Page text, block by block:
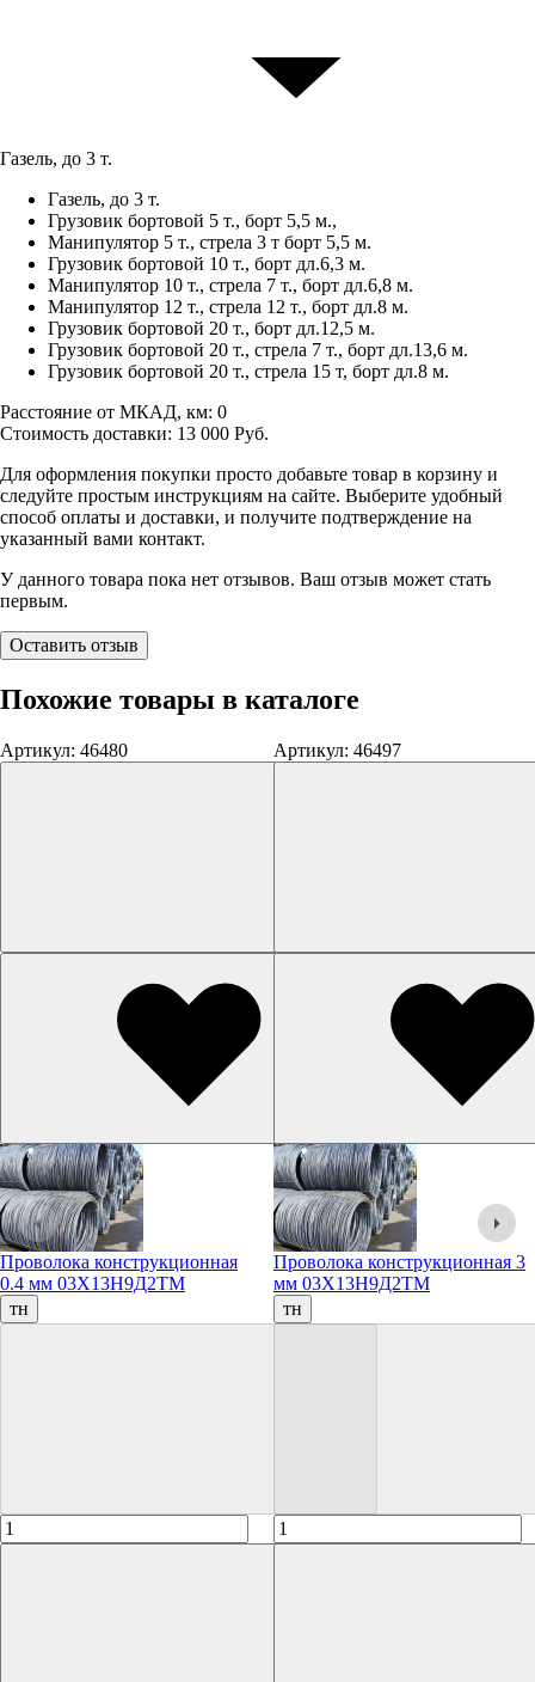
Газель, до 3 т.
Газель, до 3 т.
Грузовик бортовой 5 т., борт 5,5 м.,
Манипулятор 5 т., стрела 3 т борт 5,5 м.
Грузовик бортовой 10 т., борт дл.6,3 м.
Манипулятор 10 т., стрела 7 т., борт дл.6,8 м.
Манипулятор 12 т., стрела 12 т., борт дл.8 м.
Грузовик бортовой 20 т., борт дл.12,5 м.
Грузовик бортовой 20 т., стрела 7 т., борт дл.13,6 м.
Грузовик бортовой 20 т., стрела 15 т, борт дл.8 м.
Расстояние от МКАД, км: 0
Стоимость доставки: 13 000 Руб.
Для оформления покупки просто добавьте товар в корзину и
следуйте простым инструкциям на сайте. Выберите удобный
способ оплаты и доставки, и получите подтверждение на
указанный вами контакт.
У данного товара пока нет отзывов. Ваш отзыв может стать
первым.
Оставить отзыв
Похожие товары в каталоге
Артикул: 46480
Проволока конструкционная
0.4 мм 03Х13Н9Д2ТМ
тн
Артикул: 46497
Проволока конструкционная 3
мм 03Х13Н9Д2ТМ
тн